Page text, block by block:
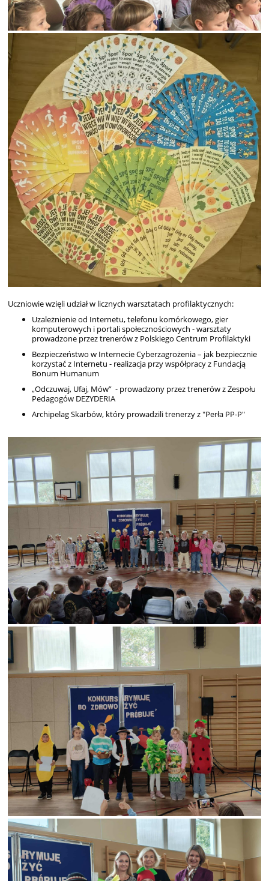
Uczniowie wzięli udział w licznych warsztatach profilaktycznych:
Uzależnienie od Internetu, telefonu komórkowego, gier
komputerowych i portali społecznościowych - warsztaty
prowadzone przez trenerów z Polskiego Centrum Profilaktyki
Bezpieczeństwo w Internecie Cyberzagrożenia – jak bezpiecznie
korzystać z Internetu - realizacja przy współpracy z Fundacją
Bonum Humanum
„Odczuwaj, Ufaj, Mów” - prowadzony przez trenerów z Zespołu
Pedagogów DEZYDERIA
Archipelag Skarbów, który prowadzili trenerzy z "Perła PP-P"